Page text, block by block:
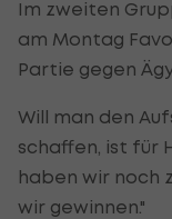
Im zweiten
am Montag
Partie gegen
Will man den
schaffen, ist für
haben wir noch
wir gewinnen."